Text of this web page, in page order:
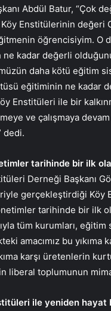
Abdül Batur, “Çok
Enstitülerinin değeri
öğrencisiyim. O
kadar değerli
daha kötü eğitim
eğitiminin ne kadar
Enstitüleri ile bir
ve çalışmaya
dedi.
tarihinde bir ilk
Derneği Başkanı
gerçekleştirdiği Köy
tarihinde bir ilk
tüm kurumları,
amacımız bu
karşı üretenlerin
liberal toplumunun
ile yeniden hayat